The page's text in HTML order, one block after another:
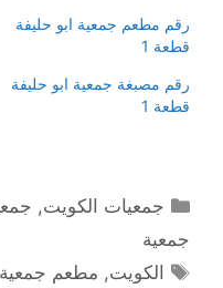
رقم مطعم جمعية ابو حليفة
قطعة 1
رقم مصبغة جمعية ابو حليفة
قطعة 1
التصنيفات
جمعيات الكويت,
جمعية
الوسوم
الكويت, مطعم جمعية